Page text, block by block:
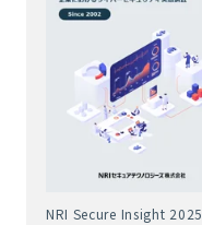
NRI Secure Insight 2025